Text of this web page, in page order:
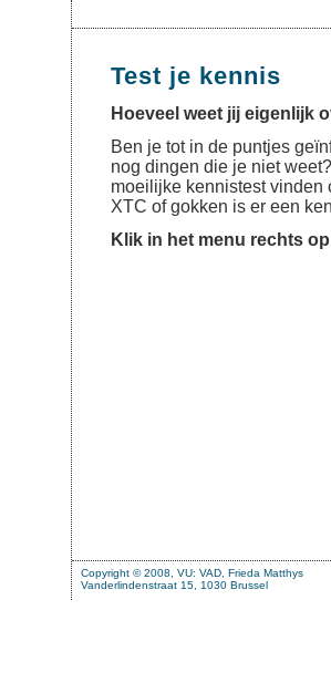
Test je kennis
Hoeveel weet jij eigenlijk
Ben je tot in de puntjes
nog dingen die je niet
moeilijke kennistest vinden
XTC of gokken is er een
Klik in het menu rechts
Copyright © 2008, VU: VAD, Frieda Matthys
Vanderlindenstraat 15, 1030 Brussel